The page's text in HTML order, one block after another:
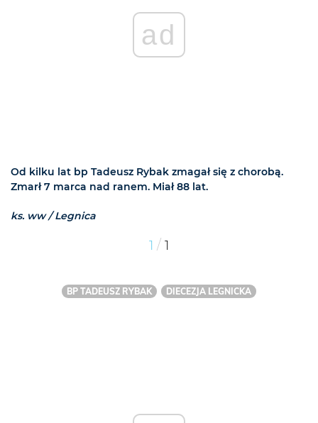
ad
Od kilku lat bp Tadeusz Rybak zmagał się z chorobą.
Zmarł 7 marca nad ranem. Miał 88 lat.
ks. ww / Legnica
1 / 1
BP TADEUSZ RYBAK DIECEZJA LEGNICKA